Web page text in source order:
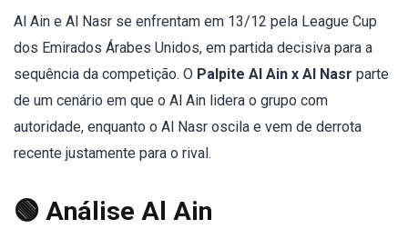
Al Ain e Al Nasr se enfrentam em 13/12 pela League Cup
dos Emirados Árabes Unidos, em partida decisiva para a
sequência da competição. O Palpite Al Ain x Al Nasr parte
de um cenário em que o Al Ain lidera o grupo com
autoridade, enquanto o Al Nasr oscila e vem de derrota
recente justamente para o rival.
🟢 Análise Al Ain